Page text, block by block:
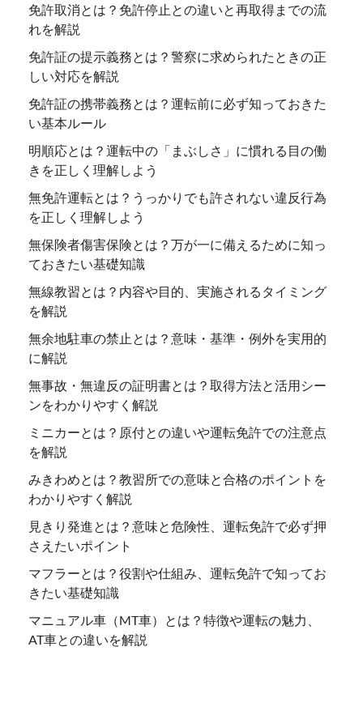
免許取消とは？免許停止との違いと再取得までの流
れを解説
免許証の提示義務とは？警察に求められたときの正
しい対応を解説
免許証の携帯義務とは？運転前に必ず知っておきた
い基本ルール
明順応とは？運転中の「まぶしさ」に慣れる目の働
きを正しく理解しよう
無免許運転とは？うっかりでも許されない違反行為
を正しく理解しよう
無保険者傷害保険とは？万が一に備えるために知っ
ておきたい基礎知識
無線教習とは？内容や目的、実施されるタイミング
を解説
無余地駐車の禁止とは？意味・基準・例外を実用的
に解説
無事故・無違反の証明書とは？取得方法と活用シー
ンをわかりやすく解説
ミニカーとは？原付との違いや運転免許での注意点
を解説
みきわめとは？教習所での意味と合格のポイントを
わかりやすく解説
見きり発進とは？意味と危険性、運転免許で必ず押
さえたいポイント
マフラーとは？役割や仕組み、運転免許で知ってお
きたい基礎知識
マニュアル車（MT車）とは？特徴や運転の魅力、
AT車との違いを解説